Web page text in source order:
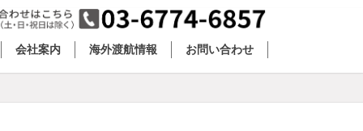
会社案内 海外渡航情報 お問い合わせ